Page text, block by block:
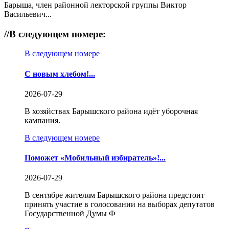
Барыша, член районной лекторской группы Виктор
Васильевич...
//В следующем номере:
В следующем номере
С новым хлебом!...
2026-07-29
В хозяйствах Барышского района идёт уборочная
кампания.
В следующем номере
Поможет «Мобильный избиратель»!...
2026-07-29
В сентябре жителям Барышского района предстоит
принять участие в голосовании на выборах депутатов
Государственной Думы Ф